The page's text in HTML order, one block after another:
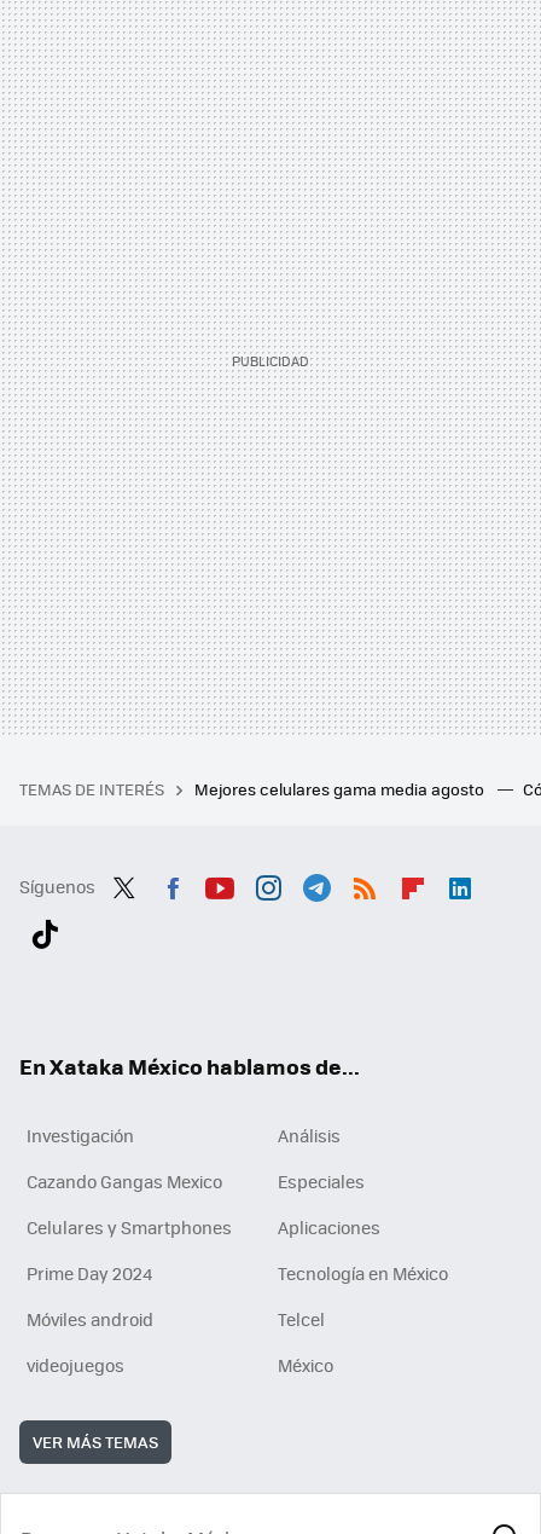
TEMAS DE INTERÉS Mejores celulares gama media agosto
Síguenos
En Xataka México hablamos de...
Investigación
Análisis
Cazando Gangas Mexico
Especiales
Celulares y Smartphones
Aplicaciones
Prime Day 2024
Tecnología en México
Móviles android
Telcel
videojuegos
México
VER MÁS TEMAS